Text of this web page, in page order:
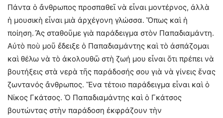
Πάντα ὁ ἄνθρωπος προσπαθεῖ νὰ εἶναι μοντέρνος, ἀλλὰ
ἡ μουσικὴ εἶναι μιὰ ἀρχέγονη γλώσσα. Ὅπως καὶ ἡ
ποίηση. Ἂς σταθοῦμε γιὰ παράδειγμα στὸν Παπαδιαμάντη.
Αὐτὸ ποὺ μοῦ ἔδειξε ὁ Παπαδιαμάντης καὶ τὸ ἀσπάζομαι
καὶ θέλω νὰ τὸ ἀκολουθῶ στὴ ζωή μου εἶναι ὅτι πρέπει νὰ
βουτήξεις στὰ νερὰ τῆς παράδοσής σου γιὰ νὰ γίνεις ἕνας
ζωντανός ἄνθρωπος. Ἕνα τέτοιο παράδειγμα εἶναι καὶ ὁ
Νίκος Γκάτσος. Ὁ Παπαδιαμάντης καὶ ὁ Γκάτσος
βουτώντας στὴν παράδοση ἐκφράζουν τὴν